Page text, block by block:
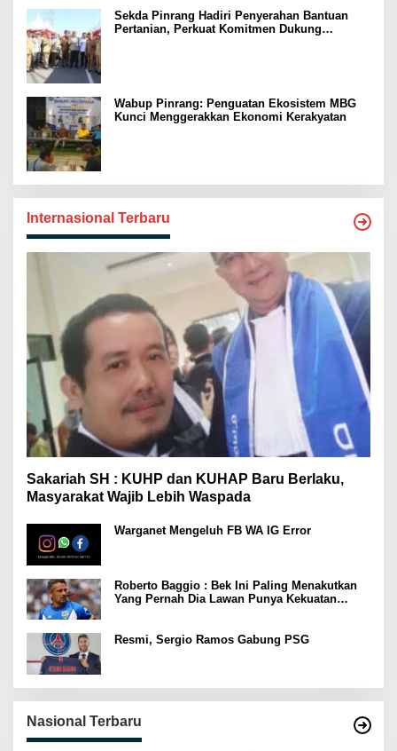
Sekda Pinrang Hadiri Penyerahan Bantuan
Pertanian, Perkuat Komitmen Dukung
Wabup Pinrang: Penguatan Ekosistem MBG
Kunci Menggerakkan Ekonomi Kerakyatan
Internasional Terbaru
Sakariah SH : KUHP dan KUHAP Baru Berlaku,
Masyarakat Wajib Lebih Waspada
Warganet Mengeluh FB WA IG Error
Roberto Baggio : Bek Ini Paling Menakutkan
Yang Pernah Dia Lawan Punya Kekuatan
Resmi, Sergio Ramos Gabung PSG
Nasional Terbaru